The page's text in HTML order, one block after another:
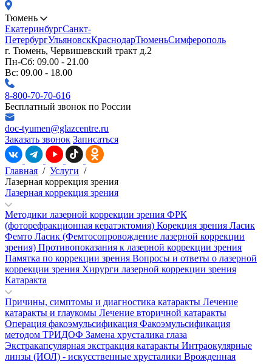
Тюмень
ЕкатеринбургСанкт-
ПетербургУльяновскКраснодарТюменьСимферополь
г. Тюмень, Червишевский тракт д.2
Пн-Сб: 09.00 - 21.00
Вс: 09.00 - 18.00
8-800-70-70-616
Бесплатный звонок по России
doc-tyumen@glazcentre.ru
Заказать звонок Записаться
Главная / Услуги /
Лазерная коррекция зрения
Лазерная коррекция зрения
Методики лазерной коррекции зрения ФРК
(фоторефракционная кератэктомия) Корекция зрения Ласик
Фемто Ласик (Фемтосопровождение лазерной коррекции
зрения) Противопоказания к лазерной коррекции зрения
Памятка по коррекции зрения Вопросы и ответы о лазерной
коррекции зрения Хирурги лазерной коррекции зрения
Катаракта
Причины, симптомы и диагностика катаракты Лечение
катаракты и глаукомы Лечение вторичной катаракты
Операция факоэмульсификация Факоэмульсификация
методом ТРИДОФ Замена хрусталика глаза
Экстракапсулярная экстракция катаракты Интраокулярные
линзы (ИОЛ) - искусственные хрусталики Врожденная